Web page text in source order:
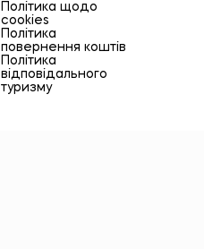
Політика щодо
cookies
Політика
повернення коштів
Політика
відповідального
туризму